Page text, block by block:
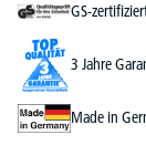
GS-
3 Jahre
Made in